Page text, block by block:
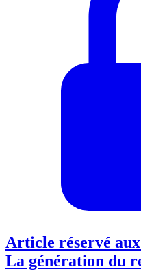
Article réservé aux
La génération du